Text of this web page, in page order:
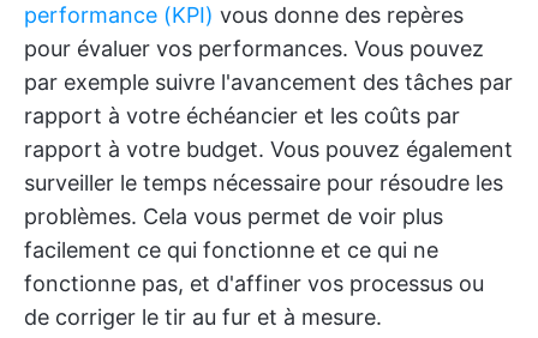
performance (KPI) vous donne des repères
pour évaluer vos performances. Vous pouvez
par exemple suivre l'avancement des tâches par
rapport à votre échéancier et les coûts par
rapport à votre budget. Vous pouvez également
surveiller le temps nécessaire pour résoudre les
problèmes. Cela vous permet de voir plus
facilement ce qui fonctionne et ce qui ne
fonctionne pas, et d'affiner vos processus ou
de corriger le tir au fur et à mesure.